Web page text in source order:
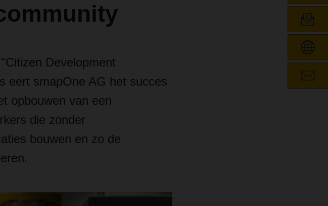
Development
eert smapOne AG het succes
opbouwen van een
die zonder
bouwen en zo de